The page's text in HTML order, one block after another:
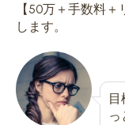
【50万＋手数料
します。
目
っ